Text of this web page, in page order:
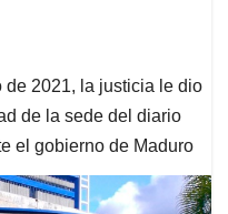
de 2021, la justicia le dio
de la sede del diario
el gobierno de Maduro